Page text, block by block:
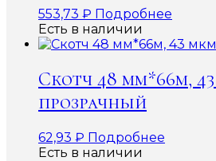
553,73 ₽ Подробнее
Есть в наличии
Скотч 48 мм*66м,
прозрачный
62,93 ₽ Подробнее
Есть в наличии